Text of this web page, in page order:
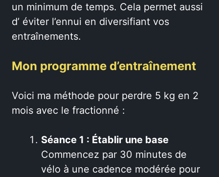
un minimum de temps. Cela permet aussi
d’ éviter l’ennui en diversifiant vos
entraînements.
Mon programme d’entraînement
Voici ma méthode pour perdre 5 kg en 2
mois avec le fractionné :
Séance 1 : Établir une base
Commencez par 30 minutes de
vélo à une cadence modérée pour